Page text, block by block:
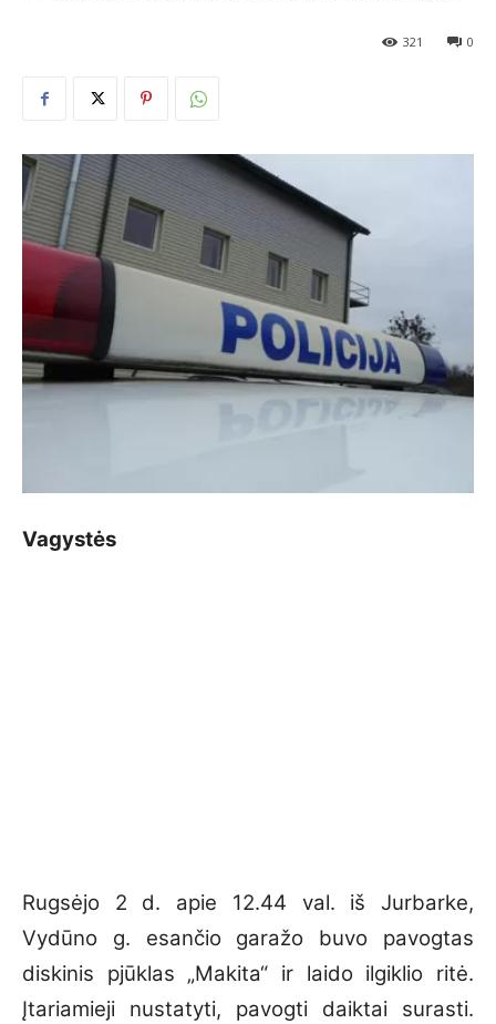
0
321
Vagystės
Rugsėjo 2 d. apie 12.44 val. iš Jurbarke,
Vydūno g. esančio garažo buvo pavogtas
diskinis pjūklas „Makita“ ir laido ilgiklio ritė.
Įtariamieji nustatyti, pavogti daiktai surasti.